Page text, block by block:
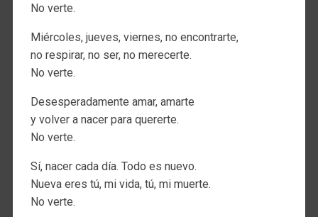
No verte.
Miércoles, jueves, viernes, no encontrarte,
no respirar, no ser, no merecerte.
No verte.
Desesperadamente amar, amarte
y volver a nacer para quererte.
No verte.
Sí, nacer cada día. Todo es nuevo.
Nueva eres tú, mi vida, tú, mi muerte.
No verte.